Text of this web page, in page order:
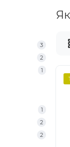
3
2
1
1
2
2